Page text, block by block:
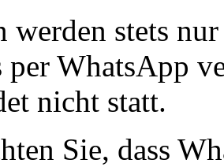
werden stets
WhatsApp
nicht statt.
Sie, dass